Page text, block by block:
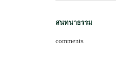
สนทนาธรรม
comments